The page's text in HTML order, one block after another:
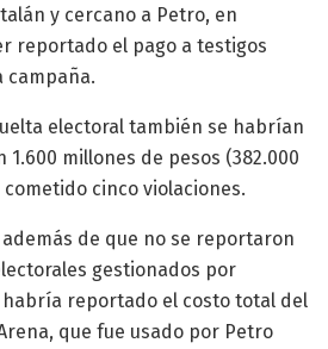
y cercano a Petro, en
reportado el pago a testigos
campaña.
electoral también se habrían
millones de pesos (382.000
cinco violaciones.
de que no se reportaron
gestionados por
reportado el costo total del
que fue usado por Petro